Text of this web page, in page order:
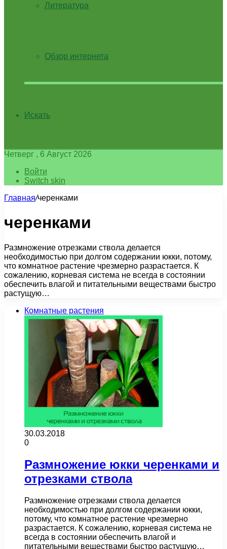
Литература
Обзор интернета
Искать
Четверг , 6 Август 2026
Войти
Switch skin
Главная/черенками
черенками
Размножение отрезками ствола делается
необходимостью при долгом содержании юкки, потому,
что комнатное растение чрезмерно разрастается. К
сожалению, корневая система не всегда в состоянии
обеспечить влагой и питательными веществами быстро
растущую…
Комнатные растения
30.03.2018
0
Размножение юкки черенками и
отрезками ствола
Размножение отрезками ствола делается
необходимостью при долгом содержании юкки,
потому, что комнатное растение чрезмерно
разрастается. К сожалению, корневая система не
всегда в состоянии обеспечить влагой и
питательными веществами быстро растущую…